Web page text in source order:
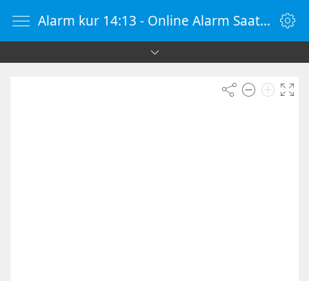
Alarm kur 14:13 - Online Alarm Saati - Alarm Kur